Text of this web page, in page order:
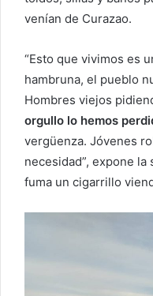
venían de Curazao.
“Esto que vivimos es
hambruna, el pueblo
Hombres viejos
orgullo lo hemos
vergüenza. Jóvenes
necesidad”, expone
fuma un cigarrillo